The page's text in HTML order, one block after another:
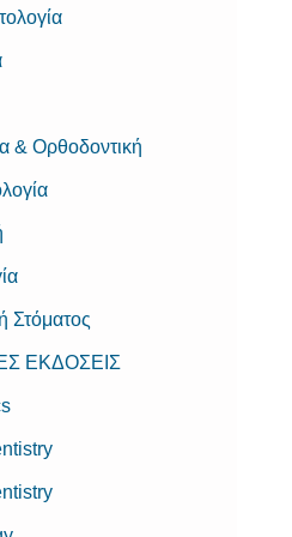
& Ορθοδοντική
Στόματος
ΕΚΔΟΣΕΙΣ